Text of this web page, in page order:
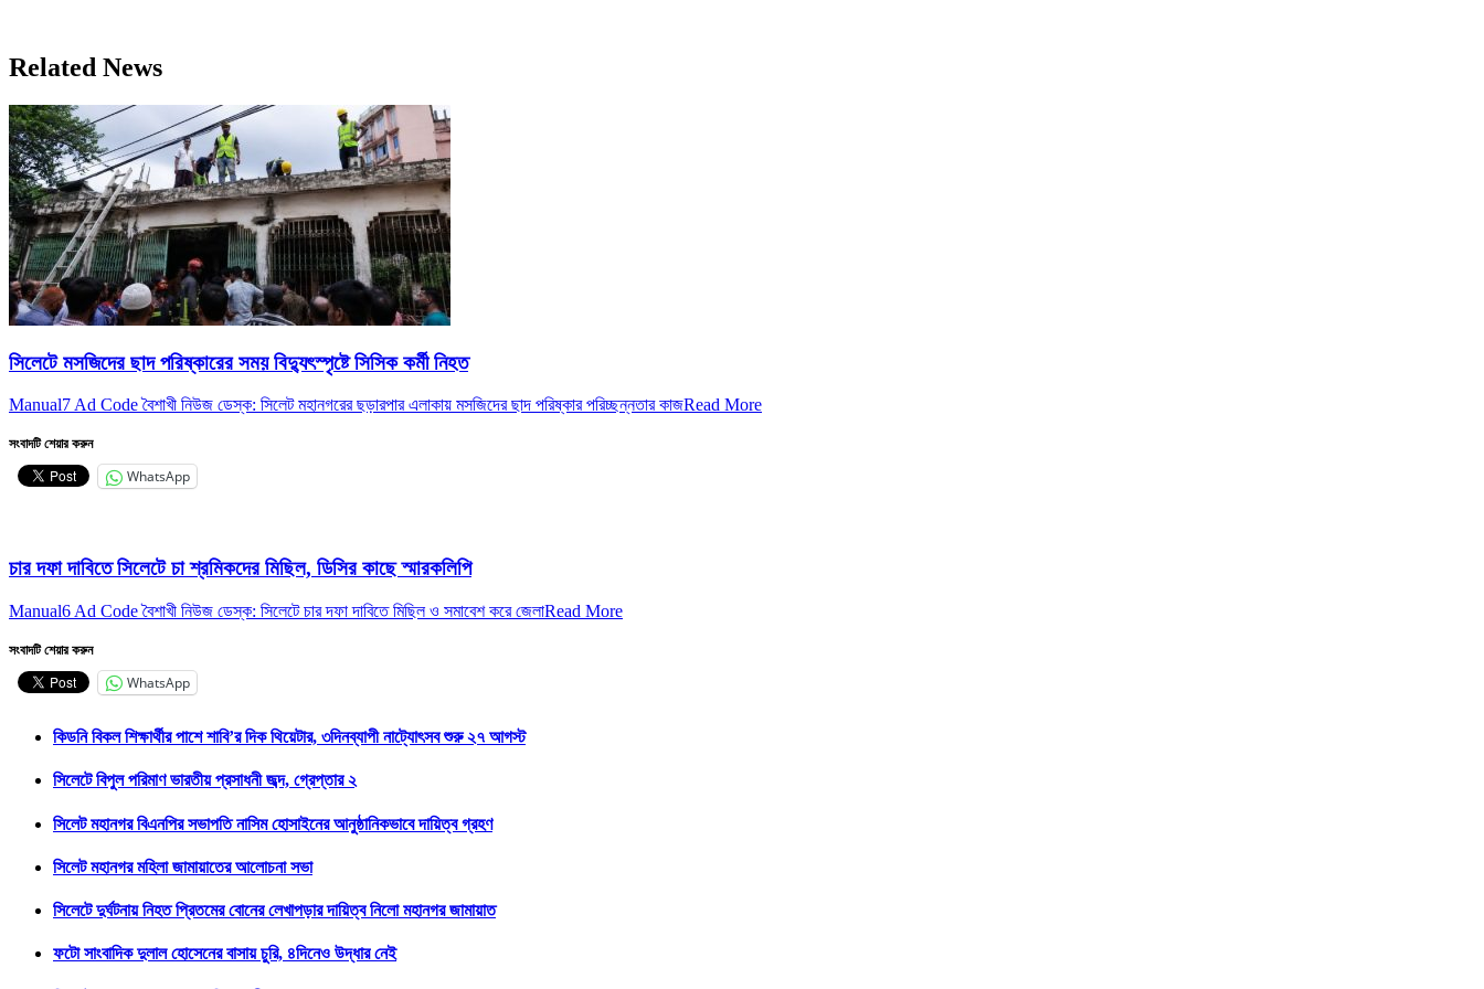
Related News
সিলেটে মসজিদের ছাদ পরিষ্কারের সময় বিদ্যুৎস্পৃষ্টে সিসিক কর্মী নিহত
Manual7 Ad Code বৈশাখী নিউজ ডেস্ক: সিলেট মহানগরের ছড়ারপার এলাকায় মসজিদের ছাদ পরিষ্কার পরিচ্ছন্নতার কাজRead More
সংবাদটি শেয়ার করুন
WhatsApp
চার দফা দাবিতে সিলেটে চা শ্রমিকদের মিছিল, ডিসির কাছে স্মারকলিপি
Manual6 Ad Code বৈশাখী নিউজ ডেস্ক: সিলেটে চার দফা দাবিতে মিছিল ও সমাবেশ করে জেলাRead More
সংবাদটি শেয়ার করুন
WhatsApp
কিডনি বিকল শিক্ষার্থীর পাশে শাবি’র দিক থিয়েটার, ৩দিনব্যাপী নাট্যোৎসব শুরু ২৭ আগস্ট
সিলেটে বিপুল পরিমাণ ভারতীয় প্রসাধনী জব্দ, গ্রেপ্তার ২
সিলেট মহানগর বিএনপির সভাপতি নাসিম হোসাইনের আনুষ্ঠানিকভাবে দায়িত্ব গ্রহণ
সিলেট মহানগর মহিলা জামায়াতের আলোচনা সভা
সিলেটে দুর্ঘটনায় নিহত প্রিতমের বোনের লেখাপড়ার দায়িত্ব নিলো মহানগর জামায়াত
ফটো সাংবাদিক দুলাল হোসেনের বাসায় চুরি, ৪দিনেও উদ্ধার নেই